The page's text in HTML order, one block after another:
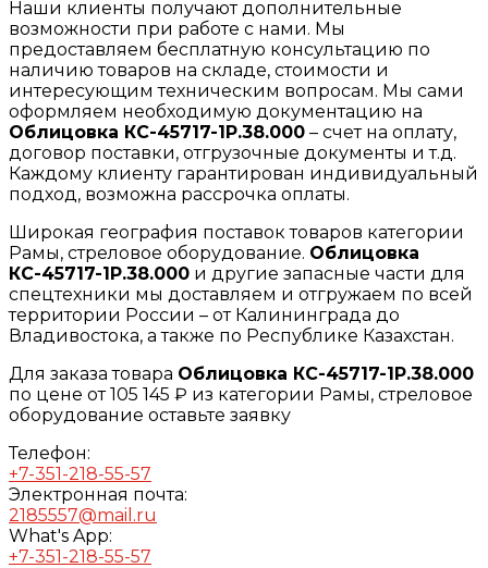
Наши клиенты получают дополнительные
возможности при работе с нами. Мы
предоставляем бесплатную консультацию по
наличию товаров на складе, стоимости и
интересующим техническим вопросам. Мы сами
оформляем необходимую документацию на
Облицовка КС-45717-1Р.38.000 – счет на оплату,
договор поставки, отгрузочные документы и т.д.
Каждому клиенту гарантирован индивидуальный
подход, возможна рассрочка оплаты.
Широкая география поставок товаров категории
Рамы, стреловое оборудование. Облицовка
КС-45717-1Р.38.000 и другие запасные части для
спецтехники мы доставляем и отгружаем по всей
территории России – от Калининграда до
Владивостока, а также по Республике Казахстан.
Для заказа товара Облицовка КС-45717-1Р.38.000
по цене от 105 145 ₽ из категории Рамы, стреловое
оборудование оставьте заявку
Телефон:
+7-351-218-55-57
Электронная почта:
2185557@mail.ru
What's App:
+7-351-218-55-57